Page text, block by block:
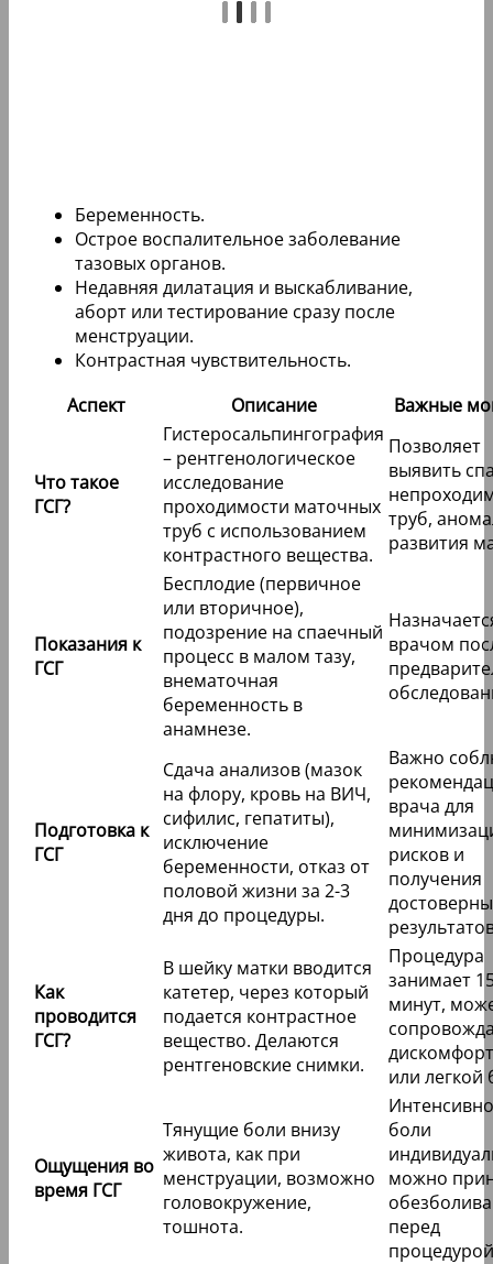
Беременность.
Острое воспалительное заболевание
тазовых органов.
Недавняя дилатация и выскабливание,
аборт или тестирование сразу после
менструации.
Контрастная чувствительность.
Аспект
Описание Важные
Что такое
ГСГ?
Гистеросальпингография
– рентгенологическое
исследование
проходимости маточных
труб с использованием
контрастного вещества.
Позволяет
выявить
труб,
развития
Показания к
ГСГ
Бесплодие (первичное
или вторичное),
подозрение на спаечный
процесс в малом тазу,
внематочная
беременность в
анамнезе.
врачом
Подготовка к
ГСГ
Сдача анализов (мазок
на флору, кровь на ВИЧ,
сифилис, гепатиты),
исключение
беременности, отказ от
половой жизни за 2-3
дня до процедуры.
Важно
врача для
рисков и
получения
Как
проводится
ГСГ?
В шейку матки вводится
катетер, через который
подается контрастное
вещество. Делаются
рентгеновские снимки.
Процедура
занимает
минут,
или легкой
Ощущения во
время ГСГ
Тянущие боли внизу
живота, как при
менструации, возможно
головокружение,
тошнота.
боли
можно
перед